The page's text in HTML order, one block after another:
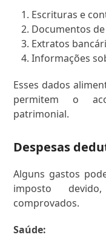
Escrituras e
Documentos
Extratos
Informações
Esses dados
permitem o
patrimonial.
Despesas
Alguns gastos
imposto
comprovados.
Saúde: